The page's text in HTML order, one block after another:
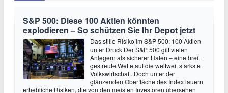
S&P 500: Diese 100 Aktien könnten
explodieren – So schützen Sie Ihr Depot jetzt
Das stille Risiko im S&P 500: 100 Aktien
unter Druck Der S&P 500 gilt vielen
Anlegern als sicherer Hafen – eine breit
gestreute Wette auf die weltweit stärkste
Volkswirtschaft. Doch unter der
glänzenden Oberfläche des Index lauern
erhebliche Risiken, die von den meisten Investoren übersehen